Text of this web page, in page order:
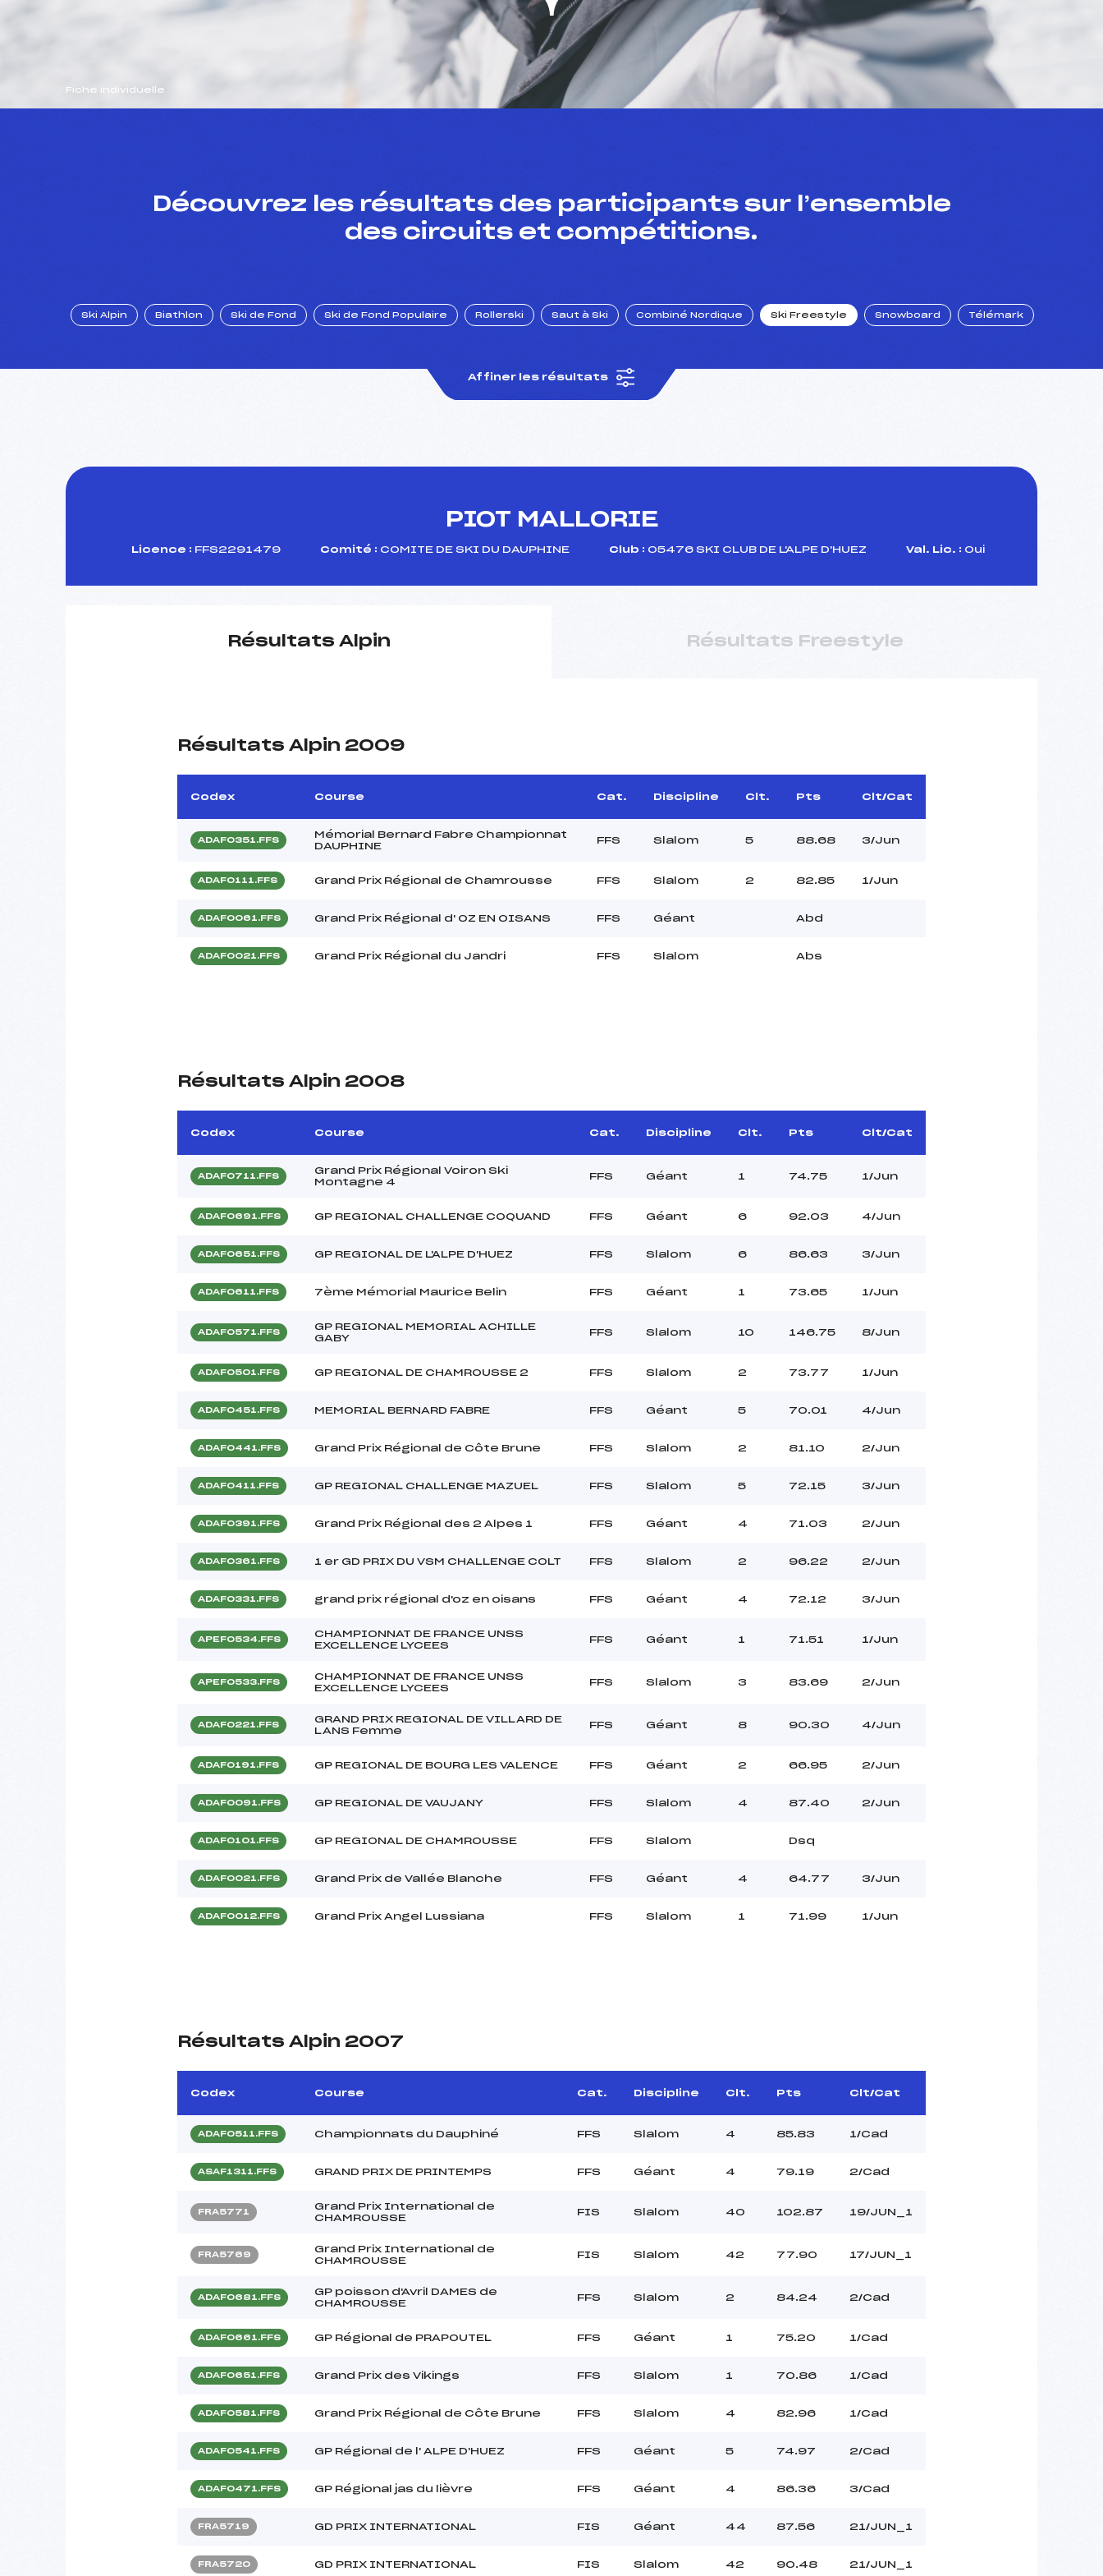
Fiche individuelle
Découvrez les résultats des participants sur l’ensemble
des circuits et compétitions.
Ski Alpin Biathlon Ski de Fond Ski de Fond Populaire Rollerski Saut à Ski Combiné Nordique Ski Freestyle Snowboard Télémark
Affiner les résultats
PIOT MALLORIE
Licence : FFS2291479 Comité : COMITE DE SKI DU DAUPHINE Club : 05476 SKI CLUB DE L'ALPE D'HUEZ Val. Lic. : Oui
Résultats Alpin Résultats Freestyle
Résultats Alpin 2009
Codex Course Cat. Discipline Clt. Pts Clt/Cat
ADAF0351.FFS
Mémorial Bernard Fabre Championnat
DAUPHINE
FFS Slalom 5 88.68 3/Jun
ADAF0111.FFS Grand Prix Régional de Chamrousse FFS Slalom 2 82.85 1/Jun
ADAF0061.FFS Grand Prix Régional d' OZ EN OISANS FFS Géant Abd
ADAF0021.FFS Grand Prix Régional du Jandri FFS Slalom Abs
Résultats Alpin 2008
Codex Course Cat. Discipline Clt. Pts Clt/Cat
ADAF0711.FFS
Grand Prix Régional Voiron Ski
Montagne 4
FFS Géant 1 74.75 1/Jun
ADAF0691.FFS GP REGIONAL CHALLENGE COQUAND FFS Géant 6 92.03 4/Jun
ADAF0651.FFS GP REGIONAL DE L'ALPE D'HUEZ FFS Slalom 6 86.63 3/Jun
ADAF0611.FFS 7ème Mémorial Maurice Belin FFS Géant 1 73.65 1/Jun
ADAF0571.FFS
GP REGIONAL MEMORIAL ACHILLE
GABY
FFS Slalom 10 146.75 8/Jun
ADAF0501.FFS GP REGIONAL DE CHAMROUSSE 2 FFS Slalom 2 73.77 1/Jun
ADAF0451.FFS MEMORIAL BERNARD FABRE FFS Géant 5 70.01 4/Jun
ADAF0441.FFS Grand Prix Régional de Côte Brune FFS Slalom 2 81.10 2/Jun
ADAF0411.FFS GP REGIONAL CHALLENGE MAZUEL FFS Slalom 5 72.15 3/Jun
ADAF0391.FFS Grand Prix Régional des 2 Alpes 1 FFS Géant 4 71.03 2/Jun
ADAF0361.FFS 1 er GD PRIX DU VSM CHALLENGE COLT FFS Slalom 2 96.22 2/Jun
ADAF0331.FFS grand prix régional d'oz en oisans FFS Géant 4 72.12 3/Jun
APEF0534.FFS
CHAMPIONNAT DE FRANCE UNSS
EXCELLENCE LYCEES
FFS Géant 1 71.51 1/Jun
APEF0533.FFS
CHAMPIONNAT DE FRANCE UNSS
EXCELLENCE LYCEES
FFS Slalom 3 83.69 2/Jun
ADAF0221.FFS
GRAND PRIX REGIONAL DE VILLARD DE
LANS Femme
FFS Géant 8 90.30 4/Jun
ADAF0191.FFS GP REGIONAL DE BOURG LES VALENCE FFS Géant 2 66.95 2/Jun
ADAF0091.FFS GP REGIONAL DE VAUJANY FFS Slalom 4 87.40 2/Jun
ADAF0101.FFS GP REGIONAL DE CHAMROUSSE FFS Slalom Dsq
ADAF0021.FFS Grand Prix de Vallée Blanche FFS Géant 4 64.77 3/Jun
ADAF0012.FFS Grand Prix Angel Lussiana FFS Slalom 1 71.99 1/Jun
Résultats Alpin 2007
Codex Course Cat. Discipline Clt. Pts Clt/Cat
ADAF0511.FFS Championnats du Dauphiné FFS Slalom 4 85.83 1/Cad
ASAF1311.FFS GRAND PRIX DE PRINTEMPS FFS Géant 4 79.19 2/Cad
FRA5771
Grand Prix International de
CHAMROUSSE
FIS Slalom 40 102.87 19/JUN_1
FRA5769
Grand Prix International de
CHAMROUSSE
FIS Slalom 42 77.90 17/JUN_1
ADAF0681.FFS
GP poisson d'Avril DAMES de
CHAMROUSSE
FFS Slalom 2 84.24 2/Cad
ADAF0661.FFS GP Régional de PRAPOUTEL FFS Géant 1 75.20 1/Cad
ADAF0651.FFS Grand Prix des Vikings FFS Slalom 1 70.86 1/Cad
ADAF0581.FFS Grand Prix Régional de Côte Brune FFS Slalom 4 82.96 1/Cad
ADAF0541.FFS GP Régional de l' ALPE D'HUEZ FFS Géant 5 74.97 2/Cad
ADAF0471.FFS GP Régional jas du lièvre FFS Géant 4 86.36 3/Cad
FRA5719 GD PRIX INTERNATIONAL FIS Géant 44 87.56 21/JUN_1
FRA5720 GD PRIX INTERNATIONAL FIS Slalom 42 90.48 21/JUN_1